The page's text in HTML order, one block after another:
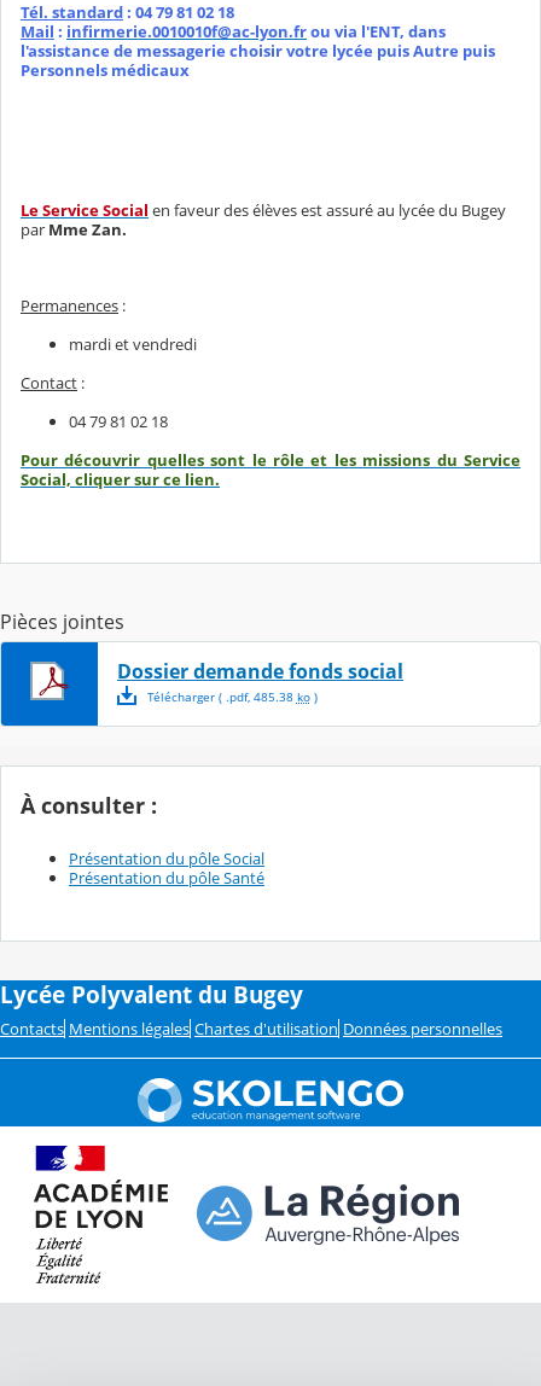
Tél. standard: 04 79 81 02 18
Mail : infirmerie.0010010f@ac-lyon.frou via l'ENT, dans
l'assistance de messagerie choisir votre lycée puis Autre puis
Personnels médicaux
Le Service Social en faveur des élèves est assuré au lycée du Bugey
par Mme Zan.
Permanences :
mardi et vendredi
Contact :
04 79 81 02 18
Pour découvrir quelles sont le rôle et les missions du Service
Social, cliquer sur ce lien.
Pièces jointes
Dossier demande fonds social
Télécharger( .pdf, 485.38 ko)
À consulter :
Présentation du pôle Social
Présentation du pôle Santé
Lycée Polyvalent du Bugey
Contacts Mentions légales Chartes d'utilisation Données personnelles